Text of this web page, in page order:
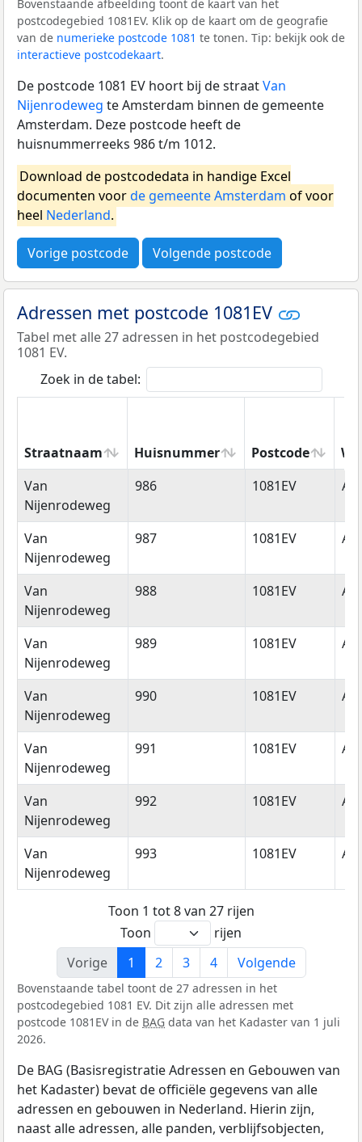
Bovenstaande afbeelding toont de kaart van het
postcodegebied 1081EV. Klik op de kaart om de geografie
van de numerieke postcode 1081 te tonen. Tip: bekijk ook de
interactieve postcodekaart.
De postcode 1081 EV hoort bij de straatVan
Nijenrodeweg te Amsterdam binnen de gemeente
Amsterdam. Deze postcode heeft de
huisnummerreeks 986 t/m 1012.
Download de postcodedata in handige Excel
documenten voorde gemeente Amsterdam of voor
heel Nederland.
Vorige postcode Volgende postcode
Adressen met postcode 1081EV
Tabel met alle 27 adressen in het postcodegebied
1081 EV.
Zoek in de tabel:
Straatnaam Huisnummer Postcode
Straatnaam
Huisnummer Postcode
Van
Nijenrodeweg
986 1081EV
Van
Nijenrodeweg
987 1081EV
Van
Nijenrodeweg
988 1081EV
Van
Nijenrodeweg
989 1081EV
Van
Nijenrodeweg
990 1081EV
Van
Nijenrodeweg
991 1081EV
Van
Nijenrodeweg
992 1081EV
Van
Nijenrodeweg
993 1081EV
Toon 1 tot 8 van 27 rijen
Toon
rijen
Vorige
1 2 3 4 Volgende
Bovenstaande tabel toont de 27 adressen in het
postcodegebied 1081 EV. Dit zijn alle adressen met
postcode 1081EV in de BAG data van het Kadaster van 1 juli
2026.
De BAG (Basisregistratie Adressen en Gebouwen van
het Kadaster) bevat de officiële gegevens van alle
adressen en gebouwen in Nederland. Hierin zijn,
naast alle adressen, alle panden, verblijfsobjecten,